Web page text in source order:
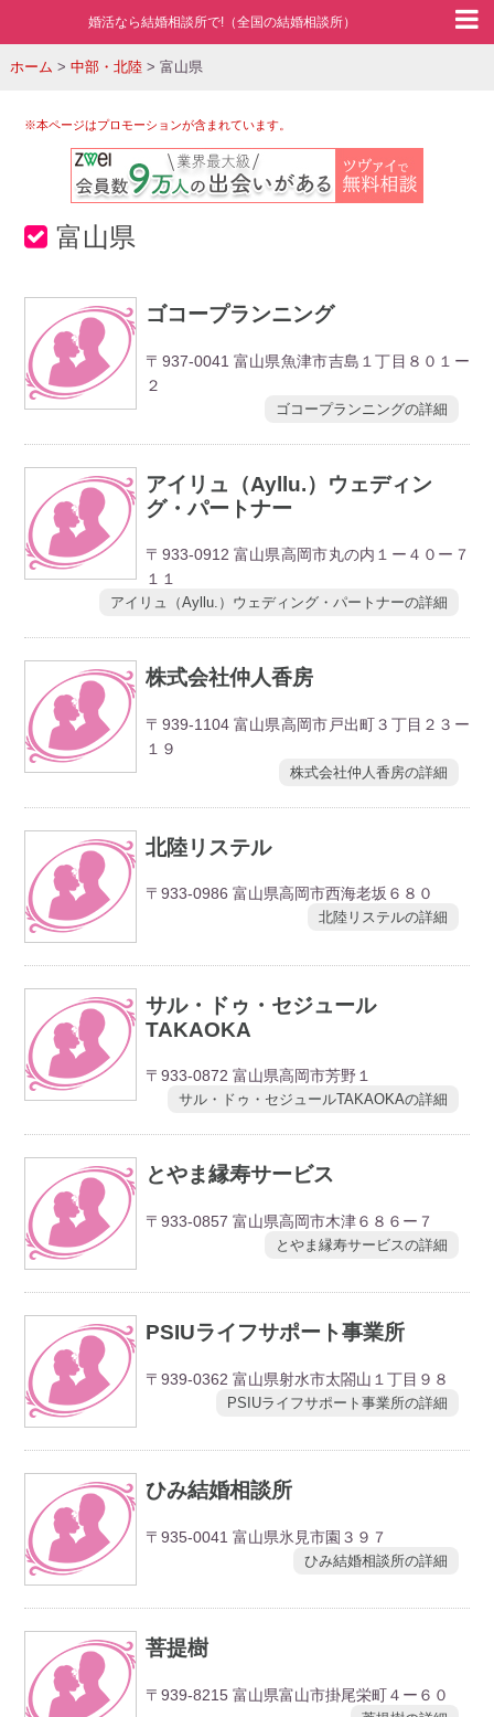
婚活なら結婚相談所で!（全国の結婚相談所）
ホーム > 中部・北陸> 富山県
※本ページはプロモーションが含まれています。
富山県
ゴコープランニング
〒937-0041 富山県魚津市吉島１丁目８０１ー
２
ゴコープランニングの詳細
アイリュ（Ayllu.）ウェディン
グ・パートナー
〒933-0912 富山県高岡市丸の内１ー４０ー７
１１
アイリュ（Ayllu.）ウェディング・パートナーの詳細
株式会社仲人香房
〒939-1104 富山県高岡市戸出町３丁目２３ー
１９
株式会社仲人香房の詳細
北陸リステル
〒933-0986 富山県高岡市西海老坂６８０
北陸リステルの詳細
サル・ドゥ・セジュール
TAKAOKA
〒933-0872 富山県高岡市芳野１
サル・ドゥ・セジュールTAKAOKAの詳細
とやま縁寿サービス
〒933-0857 富山県高岡市木津６８６ー７
とやま縁寿サービスの詳細
PSIUライフサポート事業所
〒939-0362 富山県射水市太閤山１丁目９８
PSIUライフサポート事業所の詳細
ひみ結婚相談所
〒935-0041 富山県氷見市園３９７
ひみ結婚相談所の詳細
菩提樹
〒939-8215 富山県富山市掛尾栄町４ー６０